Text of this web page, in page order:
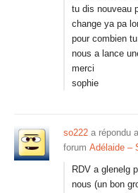
tu dis nouveau
change ya pa
pour combien
nous a lance
merci
sophie
so222 a répondu
forum Adélaide –
RDV a glenelg
nous (un bon